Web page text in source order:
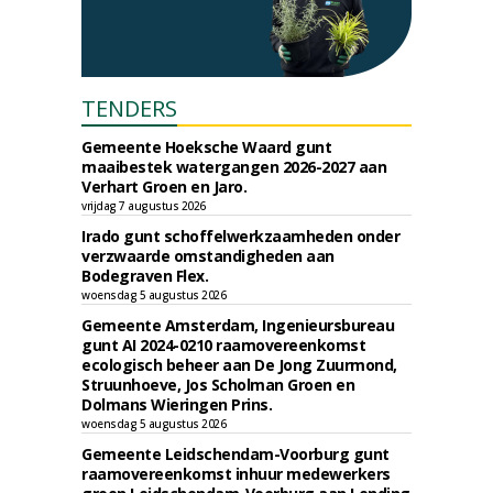
TENDERS
Gemeente Hoeksche Waard gunt
maaibestek watergangen 2026-2027 aan
Verhart Groen en Jaro.
vrijdag 7 augustus 2026
Irado gunt schoffelwerkzaamheden onder
verzwaarde omstandigheden aan
Bodegraven Flex.
woensdag 5 augustus 2026
Gemeente Amsterdam, Ingenieursbureau
gunt AI 2024-0210 raamovereenkomst
ecologisch beheer aan De Jong Zuurmond,
Struunhoeve, Jos Scholman Groen en
Dolmans Wieringen Prins.
woensdag 5 augustus 2026
Gemeente Leidschendam-Voorburg gunt
raamovereenkomst inhuur medewerkers